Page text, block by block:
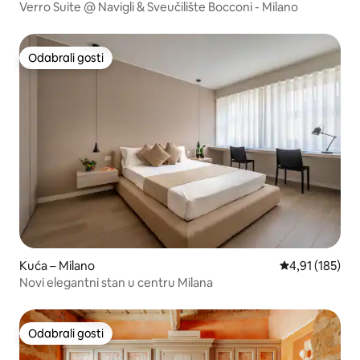
Verro Suite @ Navigli & Sveučilište Bocconi - Milano
Odabrali gosti
Odabrali gosti
Kuća – Milano Prosječna
4,91 (185)
Novi elegantni stan u centru Milana
Odabrali gosti
Odabrali gosti